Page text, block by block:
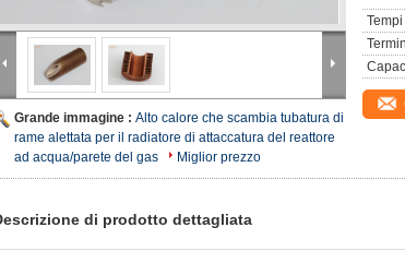
Grande immagine : Alto calore che scambia tubatura di
rame alettata per il radiatore di attaccatura del reattore
ad acqua/parete del gas
Miglior prezzo
di prodotto dettagliata